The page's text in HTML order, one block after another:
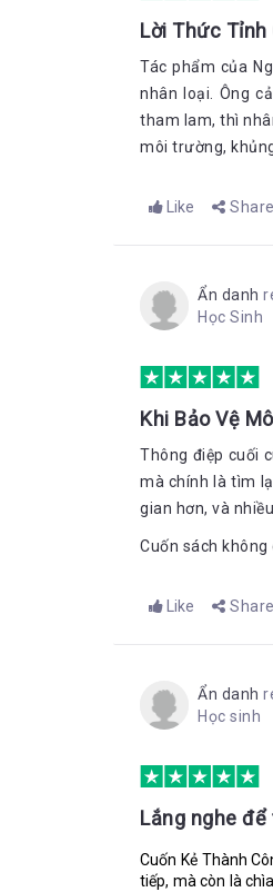
Lời Thức Tỉnh
Tác phẩm của
nhân loại. Ông
tham lam, thì
môi trường, khủng
Like Share
Ẩn danh
Học Sinh
Khi Bảo Vệ
Thông điệp cuối
mà chính là tìm
gian hơn, và
Cuốn sách không
Like Share
Ẩn danh
Học sinh
Lắng nghe
Cuốn Kẻ Thành
tiếp, mà còn là